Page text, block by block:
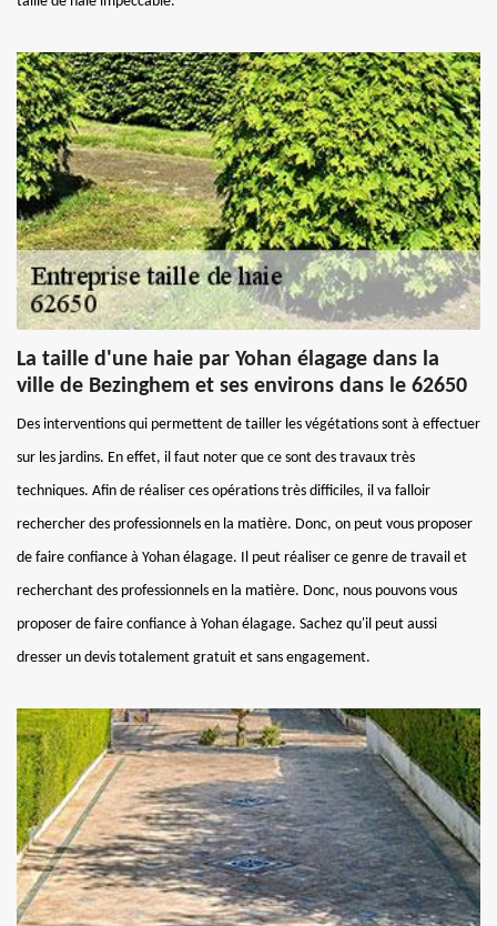
La taille d'une haie par Yohan élagage dans la
ville de Bezinghem et ses environs dans le 62650
Des interventions qui permettent de tailler les végétations sont à effectuer
sur les jardins. En effet, il faut noter que ce sont des travaux très
techniques. Afin de réaliser ces opérations très difficiles, il va falloir
rechercher des professionnels en la matière. Donc, on peut vous proposer
de faire confiance à Yohan élagage. Il peut réaliser ce genre de travail et
recherchant des professionnels en la matière. Donc, nous pouvons vous
proposer de faire confiance à Yohan élagage. Sachez qu'il peut aussi
dresser un devis totalement gratuit et sans engagement.